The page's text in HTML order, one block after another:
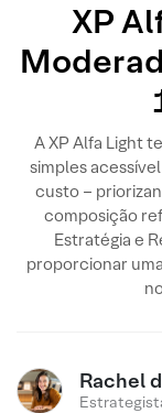
XP
A XP Alfa Light
simples
custo –
composição
Estratégia e
proporcionar
Rachel